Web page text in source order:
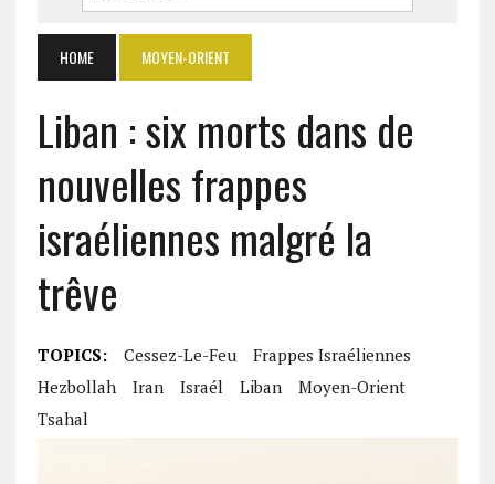
HOME MOYEN-ORIENT
Liban : six morts dans de
nouvelles frappes
israéliennes malgré la
trêve
TOPICS: Cessez-Le-Feu
Frappes Israéliennes
Hezbollah
Iran Israél Liban
Moyen-Orient
Tsahal